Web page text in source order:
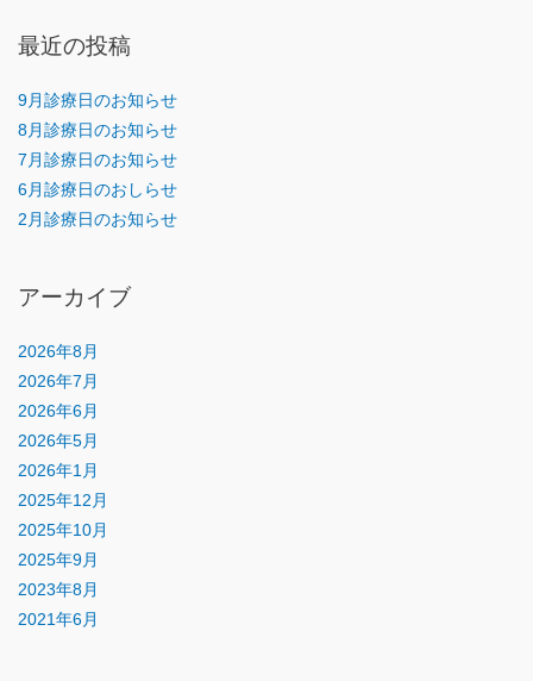
最近の投稿
9月診療日のお知らせ
8月診療日のお知らせ
7月診療日のお知らせ
6月診療日のおしらせ
2月診療日のお知らせ
アーカイブ
2026年8月
2026年7月
2026年6月
2026年5月
2026年1月
2025年12月
2025年10月
2025年9月
2023年8月
2021年6月